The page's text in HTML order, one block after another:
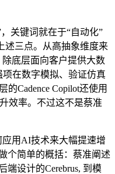
关键词就在于“自动化”
述三点。从高抽象维度来
底层面向客户提供大数
项在数字模拟、验证仿真
Cadence Copilot还使用
效率。不过这不是蔡准
应用AI技术来大幅提速增
个简单的概括：蔡准阐述
端设计的Cerebrus, 到模